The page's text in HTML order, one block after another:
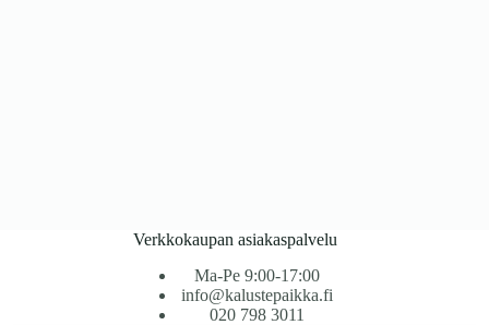
Verkkokaupan asiakaspalvelu
Ma-Pe 9:00-17:00
info@kalustepaikka.fi
020 798 3011